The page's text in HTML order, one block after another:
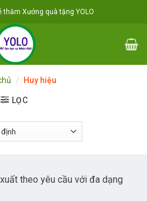
thăm Xưởng quà tặng YOLO
/ Huy hiệu
LỌC
theo yêu cầu với đa dạng